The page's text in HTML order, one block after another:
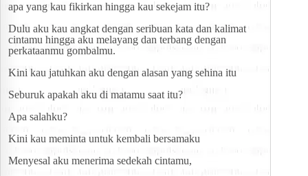
apa yang kau fikirkan hingga kau sekejam itu?
Dulu aku kau angkat dengan seribuan kata dan kalimat
cintamu hingga aku melayang dan terbang dengan
perkataanmu gombalmu.
Kini kau jatuhkan aku dengan alasan yang sehina itu
Seburuk apakah aku di matamu saat itu?
Apa salahku?
Kini kau meminta untuk kembali bersamaku
Menyesal aku menerima sedekah cintamu,